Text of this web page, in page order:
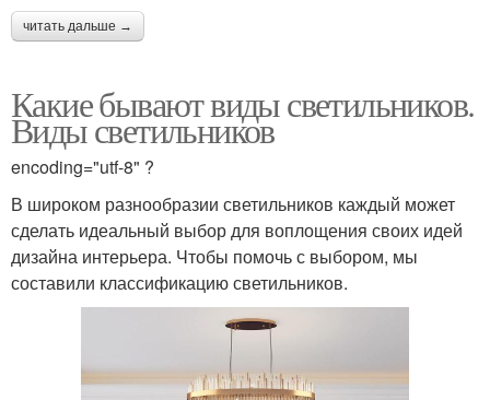
читать дальше →
Какие бывают виды светильников.
Виды светильников
encoding="utf-8" ?
В широком разнообразии светильников каждый может
сделать идеальный выбор для воплощения своих идей
дизайна интерьера. Чтобы помочь с выбором, мы
составили классификацию светильников.